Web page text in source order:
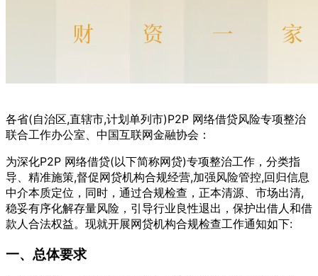
各省(自治区,直辖市,计划单列市)P2P 网络借贷风险专项整治
联合工作办公室、中国互联网金融协会：
为深化P2P 网络借贷(以下简称网贷)专项整治工作，分类指
导、精准施策,督促网贷机构合规经营,加强风险管控,回归信息
中介本质定位，同时，通过合规检查，正本清源、市场出清,
稳妥有序化解存量风险，引导行业良性退出，保护出借人和借
款人合法权益。现就开展网贷机构合规检查工作通知如下:
一、总体要求